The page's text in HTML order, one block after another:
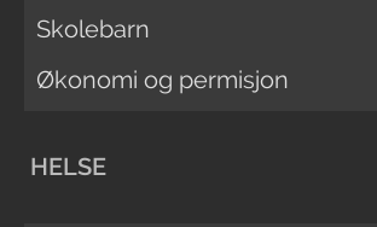
Skolebarn
Økonomi og permisjon
HELSE